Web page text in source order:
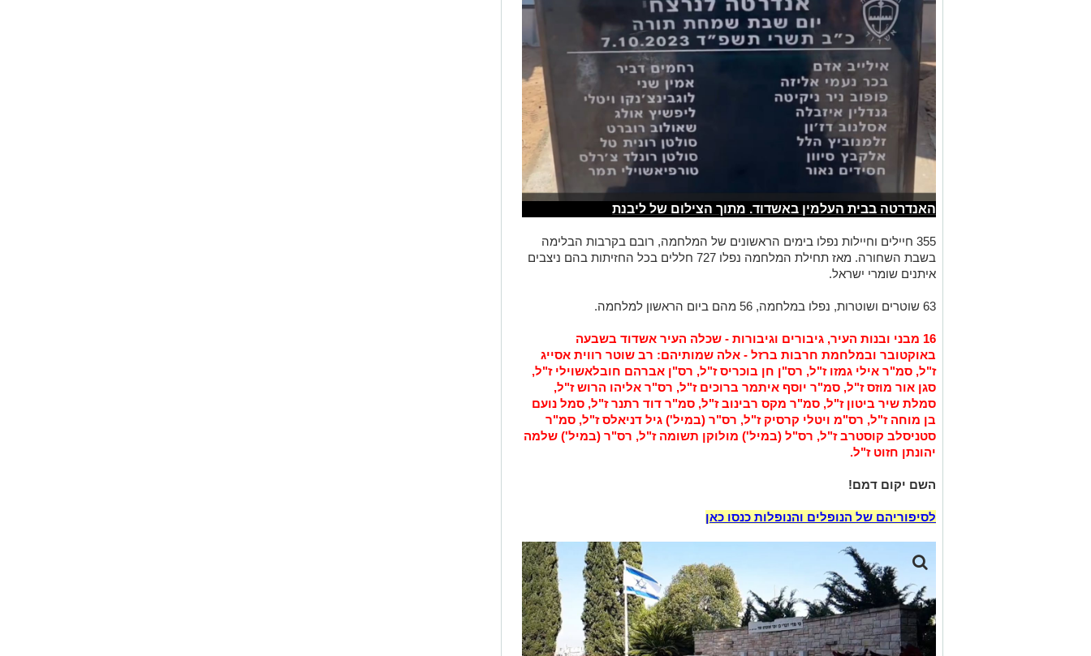
האנדרטה בבית העלמין באשדוד. מתוך הצילום של ליבנת
355 חיילים וחיילות נפלו בימים הראשונים של המלחמה, רובם בקרבות הבלימה
בשבת השחורה. מאז תחילת המלחמה נפלו 727 חללים בכל החזיתות בהם ניצבים
איתנים שומרי ישראל.
63 שוטרים ושוטרות, נפלו במלחמה, 56 מהם ביום הראשון למלחמה.
16 מבני ובנות העיר, גיבורים וגיבורות - שכלה העיר אשדוד בשבעה
באוקטובר ובמלחמת חרבות ברזל - אלה שמותיהם: רב שוטר רווית אסייג
ז"ל, סמ"ר אילי גמזו ז"ל, רס"ן חן בוכריס ז"ל, רס"ן אברהם חובלאשוילי ז"ל,
סגן אור מוזס ז"ל, סמ"ר יוסף איתמר ברוכים ז"ל, רס"ר אליהו הרוש ז"ל,
סמלת שיר ביטון ז"ל, סמ"ר מקס רבינוב ז"ל, סמ"ר דוד רתנר ז"ל, סמל נועם
בן מוחה ז"ל, רס"מ ויטלי קרסיק ז"ל, רס"ר (במיל') גיל דניאלס ז"ל, סמ"ר
סטניסלב קוסטרב ז"ל, רס"ל (במיל') מולוקן תשומה ז"ל, רס"ר (במיל') שלמה
יהונתן חזוט ז"ל.
השם יקום דמם!
לסיפוריהם של הנופלים והנופלות כנסו כאן